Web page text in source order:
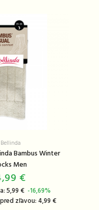
Bellinda
Bambus Winter
Men
€
5,99 € -16,69%
zľavou: 4,99 €